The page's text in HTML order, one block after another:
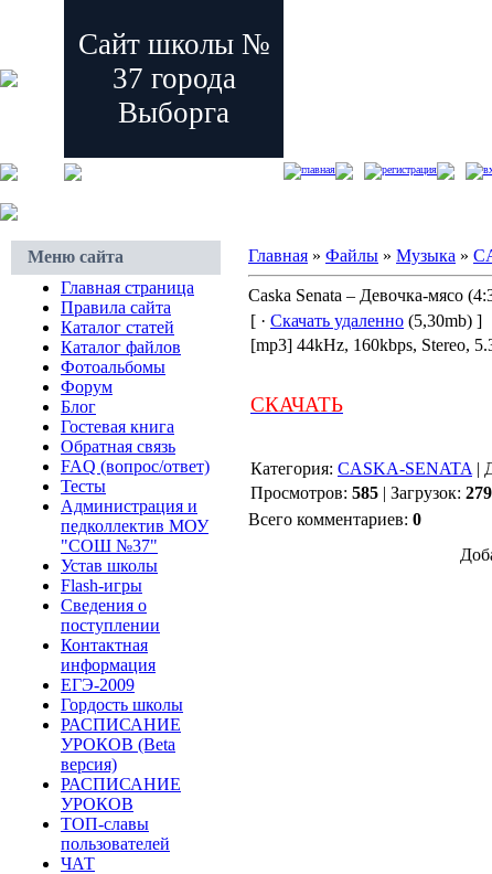
Сайт школы №
37 города
Выборга
главная регистрация
Меню сайта
Главная страница
Правила сайта
Каталог статей
Каталог файлов
Фотоальбомы
Форум
Блог
Гостевая книга
Обратная связь
FAQ (вопрос/ответ)
Тесты
Администрация и
педколлектив МОУ
"СОШ №37"
Устав школы
Flash-игры
Сведения о
поступлении
Контактная
информация
ЕГЭ-2009
Гордость школы
РАСПИСАНИЕ
УРОКОВ (Beta
версия)
РАСПИСАНИЕ
УРОКОВ
ТОП-славы
пользователей
ЧАТ
Главная » Файлы » Музыка »
Caska Senata – Девочка-мясо
[ · Скачать удаленно (5,30mb) ]
[mp3] 44kHz, 160kbps, Stereo,
СКАЧАТЬ
Категория: CASKA-SENATA |
Просмотров: 585 | Загрузок: 279
Всего комментариев: 0